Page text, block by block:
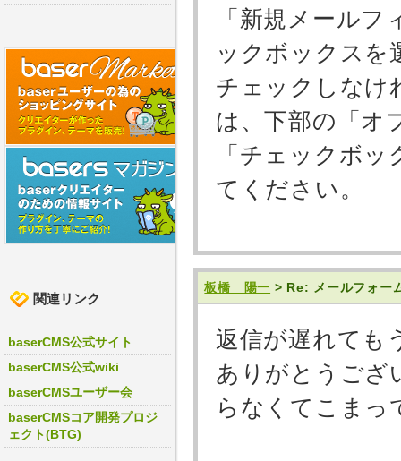
「新規メール
ックボックスを
チェックしなけ
は、下部の「オ
「チェックボ
てください。
板橋 陽一 > Re: メールフォー
返信が遅れても
ありがとうござ
らなくてこまっ
関連リンク
baserCMS公式サイト
baserCMS公式wiki
baserCMSユーザー会
baserCMSコア開発プロジ
ェクト(BTG)